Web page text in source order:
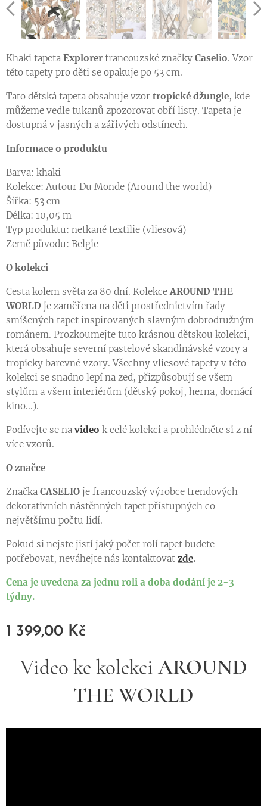
Ukázka vzoru tapety v jiné barevné variantě
Ukázka vzoru tapety v jiné barevné variantě
Khaki tapeta Explorer francouzské značky Caselio. Vzor
této tapety pro děti se opakuje po 53 cm.
Tato dětská tapeta obsahuje vzor tropické džungle, kde
můžeme vedle tukanů zpozorovat obří listy. Tapeta je
dostupná v jasných a zářivých odstínech.
Informace o produktu
Barva: khaki
Kolekce: Autour Du Monde (Around the world)
Šířka: 53 cm
Délka: 10,05 m
Typ produktu: netkané textilie (vliesová)
Země původu: Belgie
O kolekci
Cesta kolem světa za 80 dní. KolekceAROUND THE
WORLD je zaměřena na děti prostřednictvím řady
smíšených tapet inspirovaných slavným dobrodružným
románem. Prozkoumejte tuto krásnou dětskou kolekci,
která obsahuje severní pastelové skandinávské vzory a
tropicky barevné vzory. Všechny vliesové tapety v této
kolekci se snadno lepí na zeď, přizpůsobují se všem
stylům a všem interiérům (dětský pokoj, herna, domácí
kino...).
Podívejte se na video k celé kolekci a prohlédněte si z ní
více vzorů.
O značce
Značka CASELIO je francouzský výrobce trendových
dekorativních nástěnných tapet přístupných co
největšímu počtu lidí.
Pokud si nejste jistí jaký počet rolí tapet budete
potřebovat, neváhejte nás kontaktovat zde.
Cena je uvedena za jednu roli a doba dodání je 2-3
týdny.
1 399,00 Kč
Video ke kolekci AROUND
THE WORLD